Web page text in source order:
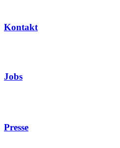
Kontakt
Jobs
Presse